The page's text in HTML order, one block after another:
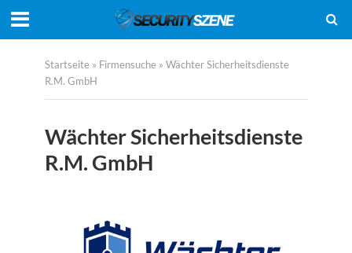
Startseite » Firmensuche » Wächter Sicherheitsdienste
R.M. GmbH
Wächter Sicherheitsdienste
R.M. GmbH